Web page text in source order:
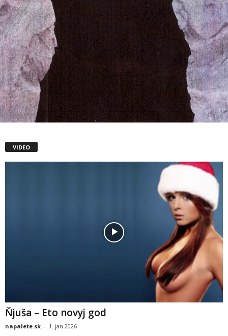
VIDEO
Ňjuša – Eto novyj god
napalete.sk - 1. jan 2026